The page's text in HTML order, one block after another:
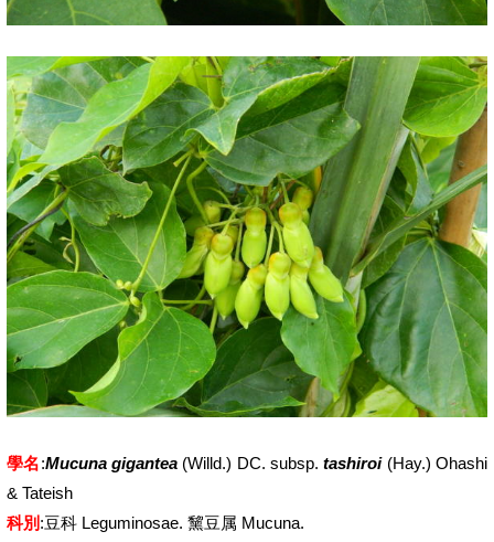
學名:Mucuna gigantea (Willd.) DC. subsp.tashiroi(Hay.) Ohashi
& Tateish
科別 :豆科 Leguminosae. 黧豆属 Mucuna.